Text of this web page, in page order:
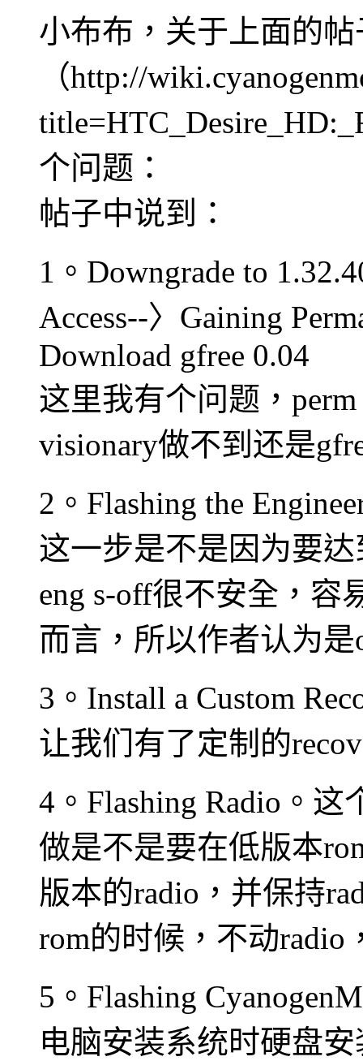
小布布，关于上面的帖
（http://
个问题：
帖子中说到：
1。Downgrade to
Access--〉Gaining
Download gfree 0.04
这里我有个问题，
visionary做不到还是
2。Flashing the
这一步是不是因为要
eng s-off很不安全，容
而言，所以作者认为是
3。Install a Custom
让我们有了定制的
4。Flashing Radio。
做是不是要在低版本
版本的radio，并保持
rom的时候，不动radio
5。Flashing
电脑安装系统时硬盘